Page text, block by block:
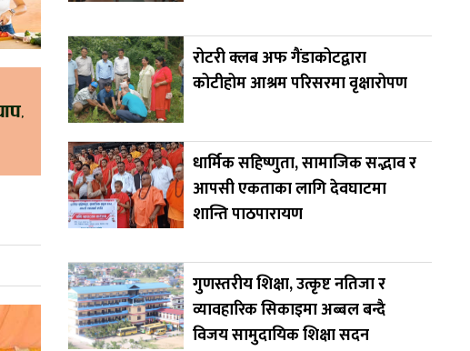
रोटरी क्लब अफ गैंडाकोटद्वारा
कोटीहोम आश्रम परिसरमा वृक्षारोपण
धार्मिक सहिष्णुता, सामाजिक सद्भाव र
आपसी एकताका लागि देवघाटमा
शान्ति पाठपारायण
गुणस्तरीय शिक्षा, उत्कृष्ट नतिजा र
व्यावहारिक सिकाइमा अब्बल बन्दै
विजय सामुदायिक शिक्षा सदन